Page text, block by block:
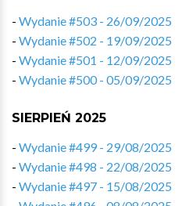
- Wydanie #503 - 26/09/2025
- Wydanie #502 - 19/09/2025
- Wydanie #501 - 12/09/2025
- Wydanie #500 - 05/09/2025
SIERPIEŃ 2025
- Wydanie #499 - 29/08/2025
- Wydanie #498 - 22/08/2025
- Wydanie #497 - 15/08/2025